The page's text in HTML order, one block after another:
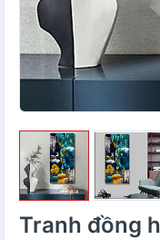
Tranh đồng